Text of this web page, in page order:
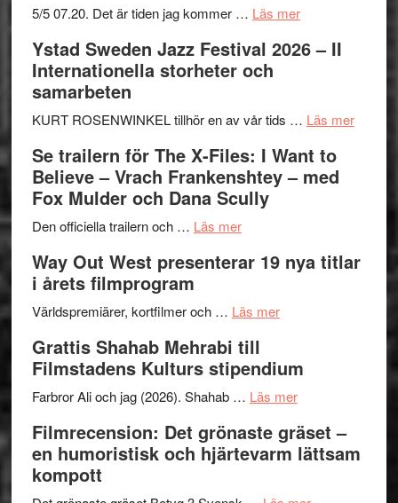
5/5 07.20. Det är tiden jag kommer … Läs merom
Håkan
Huskvarna
Park
–
kväll
Ystad Sweden Jazz Festival 2026 – II
Internationella storheter och
samarbeten
KURT ROSENWINKEL tillhör en av vår tids … Läs merom
II
Se trailern för The X-Files: I Want to
Believe – Vrach Frankenshtey – med
Fox Mulder och Dana Scully
Den officiella trailern och … Läs merom
trailern
The
Files:
I
Want
Believe
–
Way Out West presenterar 19 nya titlar
i årets filmprogram
Världspremiärer, kortfilmer och … Läs merom
West
presenterar
nya
titlar
Grattis Shahab Mehrabi till
Filmstadens Kulturs stipendium
Farbror Ali och jag (2026). Shahab … Läs merom
Shahab
Mehrabi
Filmrecension: Det grönaste gräset –
en humoristisk och hjärtevarm lättsam
kompott